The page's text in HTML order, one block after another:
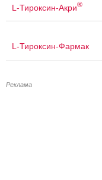
L-Тироксин-Акри®
L-Тироксин-Фармак
Реклама